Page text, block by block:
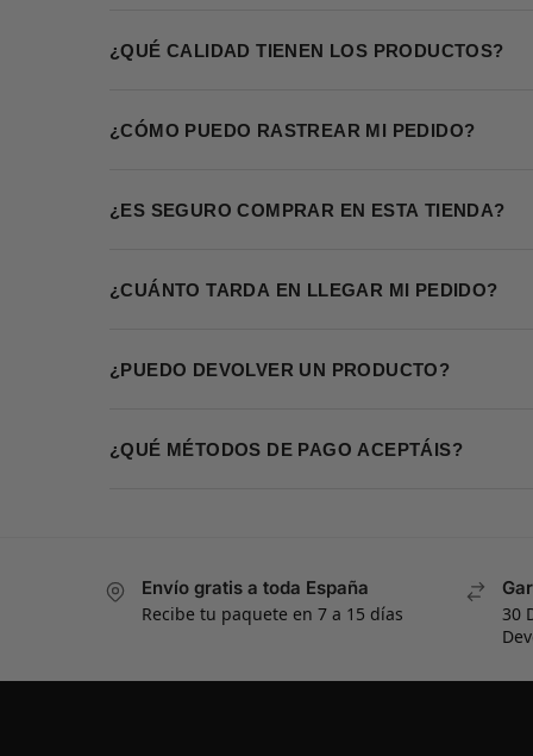
¿QUÉ CALIDAD TIENEN LOS PRODUCTOS?
¿CÓMO PUEDO RASTREAR MI PEDIDO?
¿ES SEGURO COMPRAR EN ESTA TIENDA?
¿CUÁNTO TARDA EN LLEGAR MI PEDIDO?
¿PUEDO DEVOLVER UN PRODUCTO?
¿QUÉ MÉTODOS DE PAGO ACEPTÁIS?
Envío gratis a toda España
Recibe tu paquete en 7 a 15 días
30